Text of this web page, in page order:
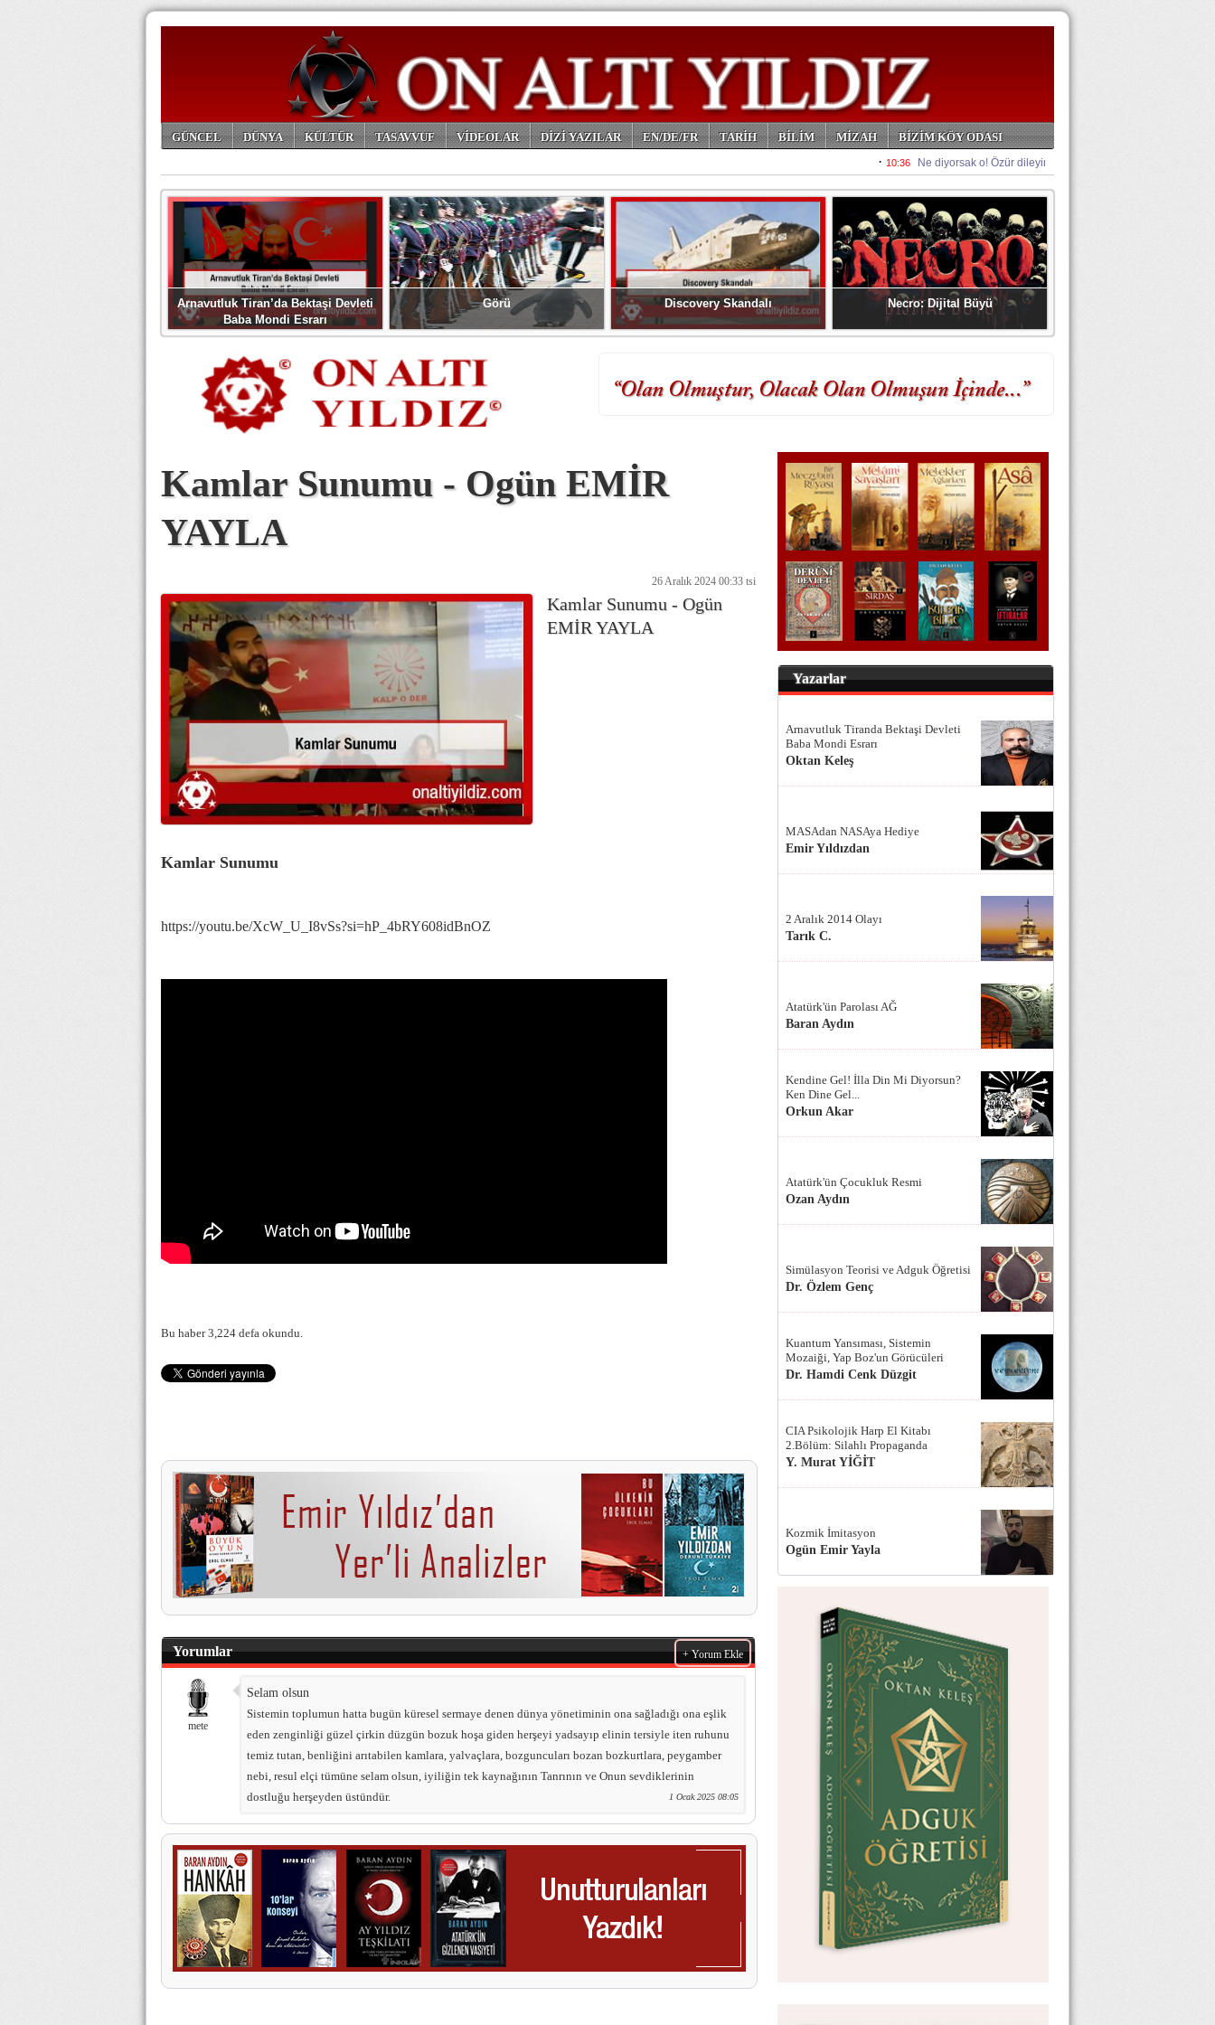
GÜNCEL DÜNYA KÜLTÜR TASAVVUF VİDEOLAR DİZİ YAZILAR EN/DE/FR TARİH BİLİM MİZAH
BİZİM KÖY ODASI
Arnavutluk Tiran’da Bektaşi Devleti
Baba Mondi Esrarı
Görü Discovery Skandalı Necro: Dijital Büyü
Kamlar Sunumu - Ogün EMİR
YAYLA
26 Aralık 2024 00:33 tsi
Kamlar Sunumu - Ogün
EMİR YAYLA
Kamlar Sunumu
https://youtu.be/XcW_U_I8vSs?si=hP_4bRY608idBnOZ
Bu haber 3,224 defa okundu.
Yorumlar + Yorum Ekle
mete
Selam olsun
Sistemin toplumun hatta bugün küresel sermaye denen dünya yönetiminin ona sağladığı ona eşlik
eden zenginliği güzel çirkin düzgün bozuk hoşa giden herşeyi yadsayıp elinin tersiyle iten ruhunu
temiz tutan, benliğini arıtabilen kamlara, yalvaçlara, bozguncuları bozan bozkurtlara, peygamber
nebi, resul elçi tümüne selam olsun, iyiliğin tek kaynağının Tanrının ve Onun sevdiklerinin
dostluğu herşeyden üstündür.
1 Ocak 2025 08:05
Yazarlar
Arnavutluk Tiranda Bektaşi Devleti
Baba Mondi Esrarı
Oktan Keleş
MASAdan NASAya Hediye
Emir Yıldızdan
2 Aralık 2014 Olayı
Tarık C.
Atatürk'ün Parolası AĞ
Baran Aydın
Kendine Gel! İlla Din Mi Diyorsun?
Ken Dine Gel...
Orkun Akar
Atatürk'ün Çocukluk Resmi
Ozan Aydın
Simülasyon Teorisi ve Adguk Öğretisi
Dr. Özlem Genç
Kuantum Yansıması, Sistemin
Mozaiği, Yap Boz'un Görücüleri
Dr. Hamdi Cenk Düzgit
CIA Psikolojik Harp El Kitabı
2.Bölüm: Silahlı Propaganda
Y. Murat YİĞİT
Kozmik İmitasyon
Ogün Emir Yayla